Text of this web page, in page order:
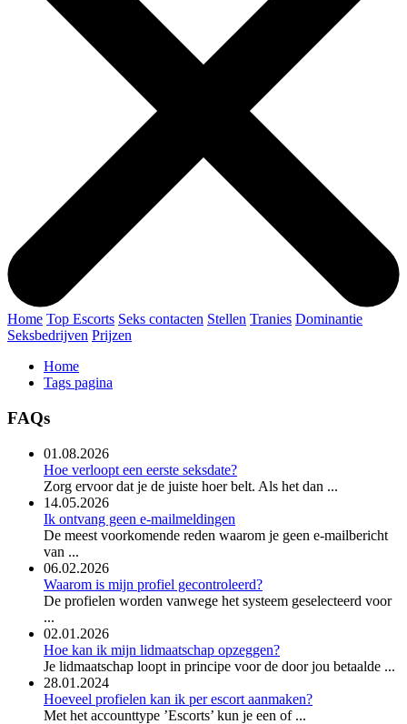
Home Top Escorts Seks contacten Stellen Tranies Dominantie
Seksbedrijven Prijzen
Home
Tags pagina
FAQs
01.08.2026
Hoe verloopt een eerste seksdate?
Zorg ervoor dat je de juiste hoer belt. Als het dan ...
14.05.2026
Ik ontvang geen e-mailmeldingen
De meest voorkomende reden waarom je geen e-mailbericht
van ...
06.02.2026
Waarom is mijn profiel gecontroleerd?
De profielen worden vanwege het systeem geselecteerd voor
...
02.01.2026
Hoe kan ik mijn lidmaatschap opzeggen?
Je lidmaatschap loopt in principe voor de door jou betaalde ...
28.01.2024
Hoeveel profielen kan ik per escort aanmaken?
Met het accounttype ’Escorts’ kun je een of ...